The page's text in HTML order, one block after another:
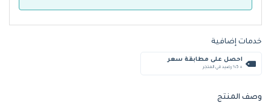
خدمات إضافية
احصل على مطابقة سعر
+ %5 رصيد في المتجر
وصف المنتج